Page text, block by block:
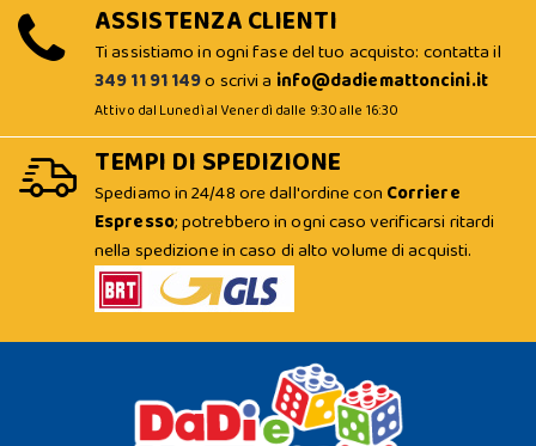
ASSISTENZA CLIENTI
Ti assistiamo in ogni fase del tuo acquisto: contatta il
349 11 91 149o scrivi a info@dadiemattoncini.it
Attivo dal Lunedì al Venerdì dalle 9:30 alle 16:30
TEMPI DI SPEDIZIONE
Spediamo in 24/48 ore dall'ordine con Corriere
Espresso; potrebbero in ogni caso verificarsi ritardi
nella spedizione in caso di alto volume di acquisti.